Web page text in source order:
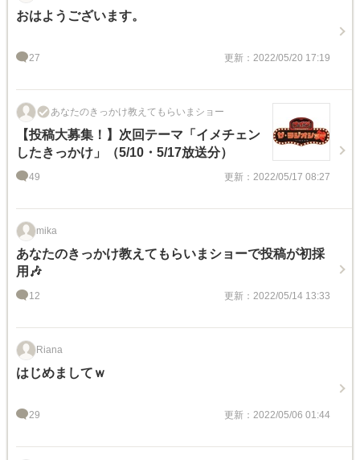
おはようございます。
27 更新：2022/05/20 17:19
あなたのきっかけ教えてもらいまショー
【投稿大募集！】次回テーマ「イメチェン
したきっかけ」（5/10・5/17放送分）
49 更新：2022/05/17 08:27
mika
あなたのきっかけ教えてもらいまショーで投稿が初採
用🎶
12 更新：2022/05/14 13:33
Riana
はじめましてｗ
29 更新：2022/05/06 01:44